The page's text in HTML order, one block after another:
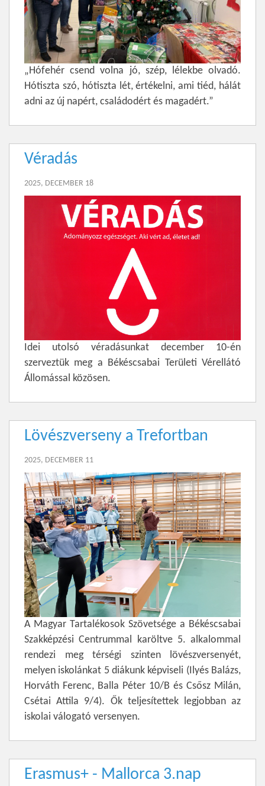
„Hófehér csend volna jó, szép, lélekbe olvadó.
Hótiszta szó, hótiszta lét, értékelni, ami tiéd, hálát
adni az új napért, családodért és magadért.”
Véradás
2025, DECEMBER 18
Idei utolsó véradásunkat december 10-én
szerveztük meg a Békéscsabai Területi Vérellátó
Állomással közösen.
Lövészverseny a Trefortban
2025, DECEMBER 11
A Magyar Tartalékosok Szövetsége a Békéscsabai
Szakképzési Centrummal karöltve 5. alkalommal
rendezi meg térségi szinten lövészversenyét,
melyen iskolánkat 5 diákunk képviseli (Ilyés Balázs,
Horváth Ferenc, Balla Péter 10/B és Csősz Milán,
Csétai Attila 9/4). Ők teljesítettek legjobban az
iskolai válogató versenyen.
Erasmus+ - Mallorca 3.nap